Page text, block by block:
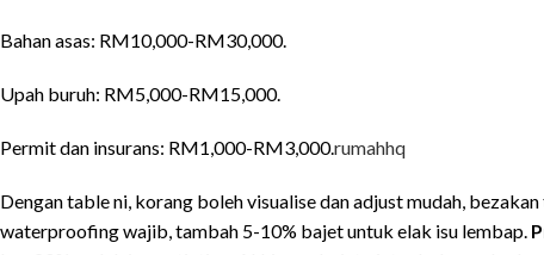
Bahan asas: RM10,000-RM30,000.
Upah buruh: RM5,000-RM15,000.
Permit dan insurans: RM1,000-RM3,000.rumahhq
Dengan table ni, korang boleh visualise dan adjust mudah,
waterproofing wajib, tambah 5-10% bajet untuk elak isu lembap.